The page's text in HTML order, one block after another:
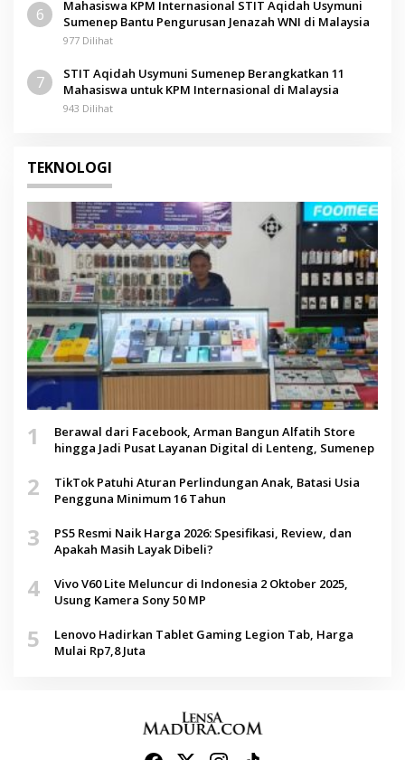
6
Mahasiswa KPM Internasional STIT Aqidah Usymuni
Sumenep Bantu Pengurusan Jenazah WNI di Malaysia
977 Dilihat
7
STIT Aqidah Usymuni Sumenep Berangkatkan 11
Mahasiswa untuk KPM Internasional di Malaysia
943 Dilihat
TEKNOLOGI
1
Berawal dari Facebook, Arman Bangun Alfatih Store
hingga Jadi Pusat Layanan Digital di Lenteng, Sumenep
2
TikTok Patuhi Aturan Perlindungan Anak, Batasi Usia
Pengguna Minimum 16 Tahun
3
PS5 Resmi Naik Harga 2026: Spesifikasi, Review, dan
Apakah Masih Layak Dibeli?
4
Vivo V60 Lite Meluncur di Indonesia 2 Oktober 2025,
Usung Kamera Sony 50 MP
5
Lenovo Hadirkan Tablet Gaming Legion Tab, Harga
Mulai Rp7,8 Juta